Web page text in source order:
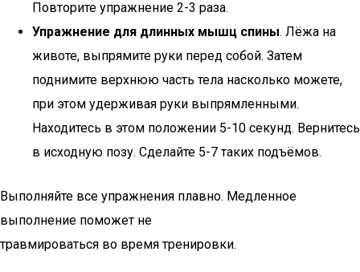
Повторите упражнение 2-3 раза.
Упражнение для длинных мышц спины. Лёжа на
животе, выпрямите руки перед собой. Затем
поднимите верхнюю часть тела насколько можете,
при этом удерживая руки выпрямленными.
Находитесь в этом положении 5-10 секунд. Вернитесь
в исходную позу. Сделайте 5-7 таких подъёмов.
Выполняйте все упражнения плавно. Медленное
выполнение поможет не
травмироваться во время тренировки.